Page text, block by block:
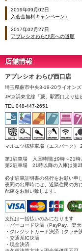
2019年09月02日
入会金無料キャンペーン♪
2017年02月27日
アプレシオわらび店への道順
店舗情報
アプレシオ わらび西口店
埼玉県蕨市中央3-19-20ライオン
JR京浜東北線「蕨」駅西口より徒
TEL:048-447-2651
マルエツ様駐車場（エスパーク）
第1駐車場 入庫時間は9時～21時
第2駐車場 21時以降の入庫は第2
必ず駐車証明書の発行をお願い申
夜間の出庫時には、近隣住民の方
配慮をお願い致します。
支払は一括払いのみになります
・バーコード決済（PayPay、楽
・クレジットカード決済（タッチ
・交通系IC決済
・現金決済